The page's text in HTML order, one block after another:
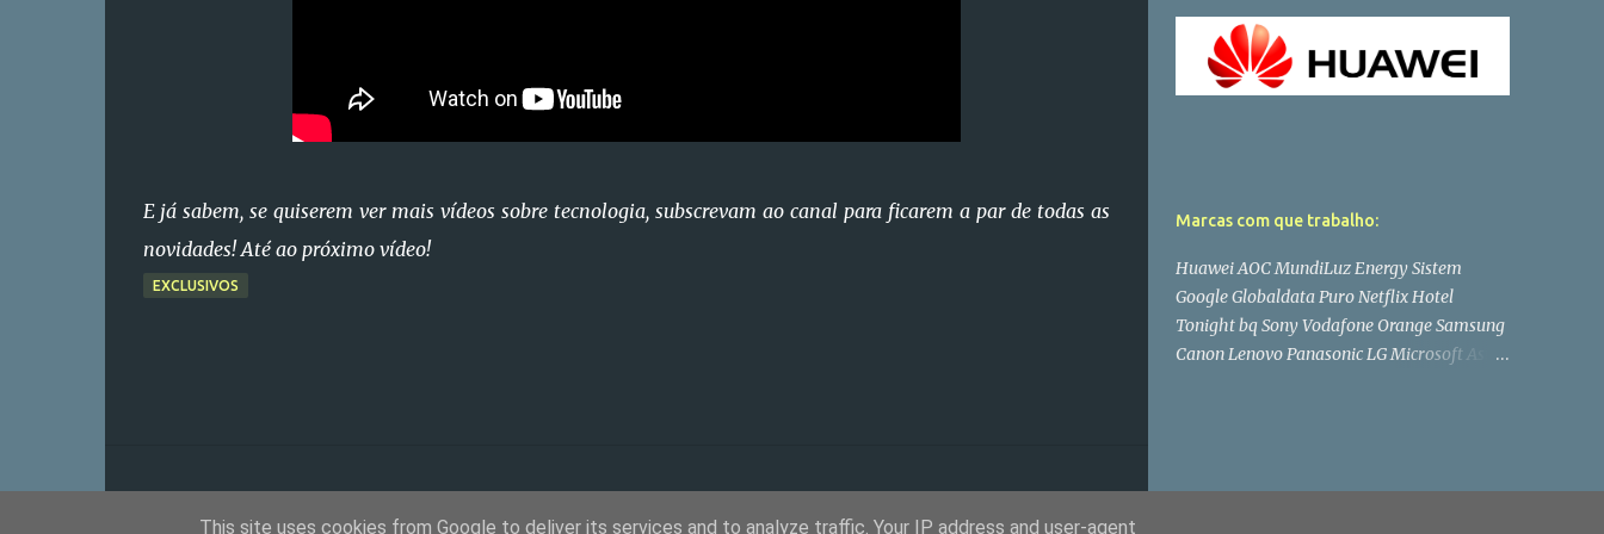
E já sabem, se quiserem ver mais vídeos sobre tecnologia, subscrevam ao canal para ficarem a par de todas as
novidades! Até ao próximo vídeo!
EXCLUSIVOS
Marcas com que trabalho:
Huawei AOC MundiLuz Energy Sistem
Google Globaldata Puro Netflix Hotel
Tonight bq Sony Vodafone Orange Samsung
Canon Lenovo Panasonic LG Microsoft Asus
This site uses cookies from Google to deliver its services and to analyze traffic. Your IP address and user-agent